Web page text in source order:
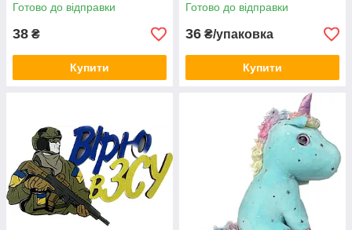
Готово до відправки
38 ₴
Купити
Готово до відправки
36 ₴/упаковка
Купити